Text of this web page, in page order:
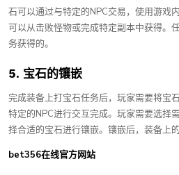
石可以通过与特定的NPC交易，使用游戏
可以从击败怪物或完成特定副本中获得。
务获得的。
5. 宝石的镶嵌
完成装备上打宝石任务后，玩家需要将宝
特定的NPC进行交互完成。玩家需要选择
择合适的宝石进行镶嵌。镶嵌后，装备上
bet356在线官方网站